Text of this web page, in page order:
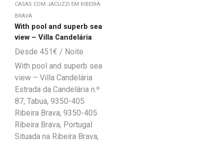
CASAS COM JACUZZI EM RIBEIRA
BRAVA
With pool and superb sea
view – Villa Candelária
451€
With pool and superb sea
view – Villa Candelária
Estrada da Candelária n.º
87, Tabua, 9350-405
Ribeira Brava, 9350-405
Ribeira Brava, Portugal
Situada na Ribeira Brava,